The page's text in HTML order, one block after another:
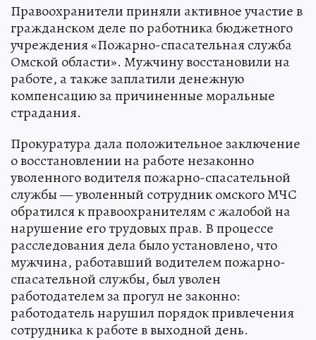
Правоохранители приняли активное участие в
гражданском деле по работника бюджетного
учреждения «Пожарно-спасательная служба
Омской области». Мужчину восстановили на
работе, а также заплатили денежную
компенсацию за причиненные моральные
страдания.
Прокуратура дала положительное заключение
о восстановлении на работе незаконно
уволенного водителя пожарно-спасательной
службы — уволенный сотрудник омского МЧС
обратился к правоохранителям с жалобой на
нарушение его трудовых прав. В процессе
расследования дела было установлено, что
мужчина, работавший водителем пожарно-
спасательной службы, был уволен
работодателем за прогул не законно:
работодатель нарушил порядок привлечения
сотрудника к работе в выходной день.